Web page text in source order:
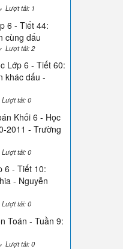
Lượt tải: 1
6 - Tiết 44:
cùng dấu
Lượt tải: 2
Lớp 6 - Tiết 60:
khác dấu -
Lượt tải: 0
Khối 6 - Học
2011 - Trường
Lượt tải: 0
6 - Tiết 10:
- Nguyễn
Lượt tải: 0
Toán - Tuần 9:
Lượt tải: 0